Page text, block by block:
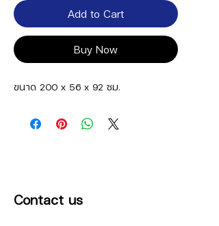
Add to Cart
Buy Now
ขนาด 200 x 56 x 92 ซม.
Contact us